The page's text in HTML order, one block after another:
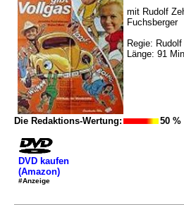
mit Rudolf
Fuchsberger
Regie:
Länge: 91 Min.
Die Redaktions-Wertung: 50 %
DVD kaufen
(Amazon)
#Anzeige